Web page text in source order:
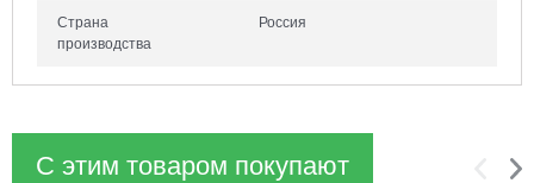
Страна
производства
Россия
С этим товаром покупают